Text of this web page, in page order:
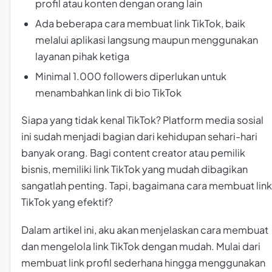
profil atau konten dengan orang lain
Ada beberapa cara membuat link TikTok, baik
melalui aplikasi langsung maupun menggunakan
layanan pihak ketiga
Minimal 1.000 followers diperlukan untuk
menambahkan link di bio TikTok
Siapa yang tidak kenal TikTok? Platform media sosial
ini sudah menjadi bagian dari kehidupan sehari-hari
banyak orang. Bagi content creator atau pemilik
bisnis, memiliki link TikTok yang mudah dibagikan
sangatlah penting. Tapi, bagaimana cara membuat link
TikTok yang efektif?
Dalam artikel ini, aku akan menjelaskan cara membuat
dan mengelola link TikTok dengan mudah. Mulai dari
membuat link profil sederhana hingga menggunakan